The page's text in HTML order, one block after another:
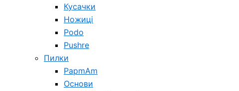
Кусачки
Ножиці
Podo
Pushre
Пилки
PapmAm
Основи